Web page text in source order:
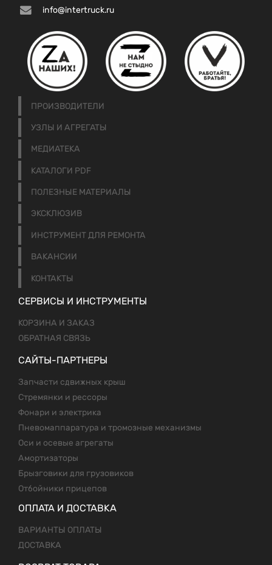
info@intertruck.ru
ПРОИЗВОДИТЕЛИ
УЗЛЫ И АГРЕГАТЫ
МЕДИАТЕКА
КАТАЛОГИ PDF
ПОЛЕЗНЫЕ МАТЕРИАЛЫ
ЭКСКЛЮЗИВ
ИНСТРУМЕНТ ДЛЯ РЕМОНТА
ВАКАНСИИ
КОНТАКТЫ
СЕРВИСЫ И ИНСТРУМЕНТЫ
КОРЗИНА И ЗАКАЗ
ОБРАТНАЯ СВЯЗЬ
САЙТЫ-ПАРТНЕРЫ
Запчасти сдвижных крыш
Стремянки и рессоры
Фонари и электрика
Пневомаппаратура и тромозные механизмы
Оси и осевые агрегаты
Амортизаторы
Брызговики для грузовиков
Отбойники прицепов
ОПЛАТА И ДОСТАВКА
ВАРИАНТЫ ОПЛАТЫ
ДОСТАВКА